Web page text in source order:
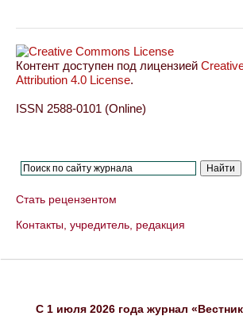
Контент доступен под лицензией
Attribution 4.0 License.
ISSN 2588-0101 (Online)
Стать рецензентом
Контакты, учредитель, редакция
C 1 июля 2026 года журнал